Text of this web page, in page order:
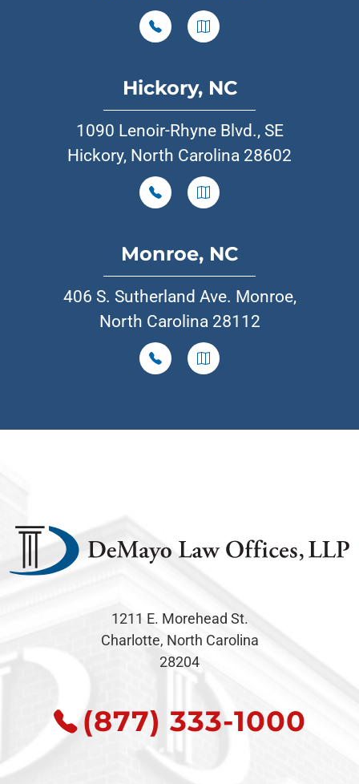
Hickory, NC
1090 Lenoir-Rhyne Blvd., SE
Hickory, North Carolina 28602
Monroe, NC
406 S. Sutherland Ave. Monroe,
North Carolina 28112
1211 E. Morehead St.
Charlotte, North Carolina
28204
(877) 333-1000